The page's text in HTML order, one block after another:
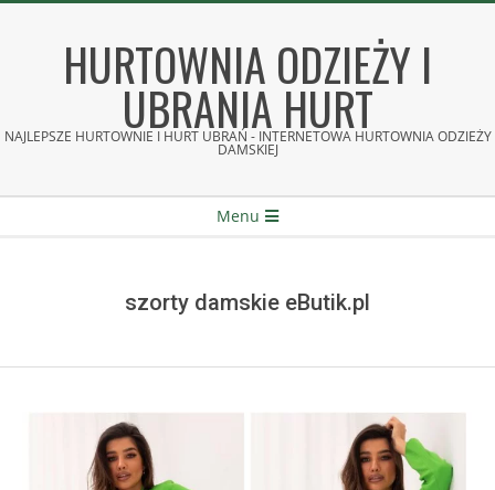
HURTOWNIA ODZIEŻY I
UBRANIA HURT
NAJLEPSZE HURTOWNIE I HURT UBRAŃ - INTERNETOWA HURTOWNIA ODZIEŻY
DAMSKIEJ
Menu
szorty damskie eButik.pl